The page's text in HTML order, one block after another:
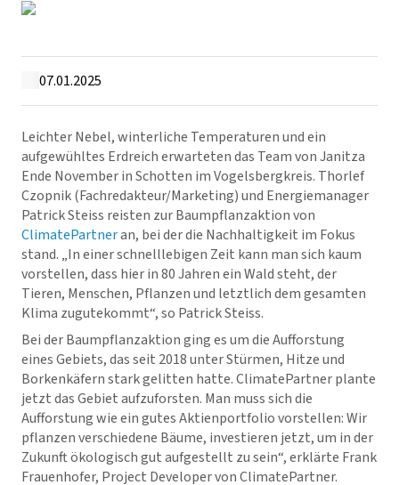
07.01.2025
Leichter Nebel, winterliche Temperaturen und ein
aufgewühltes Erdreich erwarteten das Team von Janitza
Ende November in Schotten im Vogelsbergkreis. Thorlef
Czopnik (Fachredakteur/Marketing) und Energiemanager
Patrick Steiss reisten zur Baumpflanzaktion von
ClimatePartneran, bei der die Nachhaltigkeit im Fokus
stand. „In einer schnelllebigen Zeit kann man sich kaum
vorstellen, dass hier in 80 Jahren ein Wald steht, der
Tieren, Menschen, Pflanzen und letztlich dem gesamten
Klima zugutekommt“, so Patrick Steiss.
Bei der Baumpflanzaktion ging es um die Aufforstung
eines Gebiets, das seit 2018 unter Stürmen, Hitze und
Borkenkäfern stark gelitten hatte. ClimatePartner plante
jetzt das Gebiet aufzuforsten. Man muss sich die
Aufforstung wie ein gutes Aktienportfolio vorstellen: Wir
pflanzen verschiedene Bäume, investieren jetzt, um in der
Zukunft ökologisch gut aufgestellt zu sein“, erklärte Frank
Frauenhofer, Project Developer von ClimatePartner.